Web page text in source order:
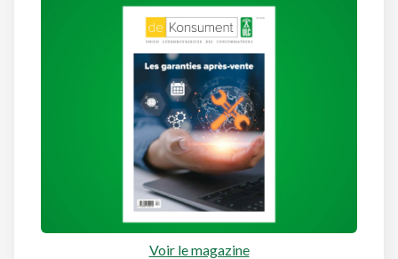
Voir le magazine